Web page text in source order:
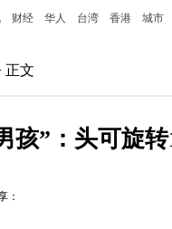
财经 华人 台湾 香港 城市
正文
孩”：头可旋转
：